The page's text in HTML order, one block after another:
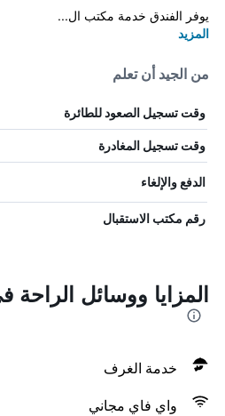
يوفر الفندق خدمة مكتب ال...
المزيد
من الجيد أن تعلم
وقت تسجيل الصعود للطائرة
وقت تسجيل المغادرة
الدفع والإلغاء
رقم مكتب الاستقبال
المزايا ووسائل الراحة
خدمة الغرف
واي فاي مجاني